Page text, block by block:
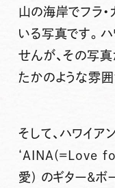
山の海岸でフラ・
いる写真です。
せんが、その写真
たかのような雰囲
そして、ハワイア
‘AINA(=Love
愛) のギター&ボ